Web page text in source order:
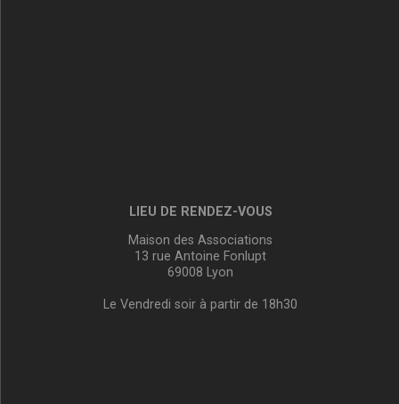
LIEU DE RENDEZ-VOUS
Maison des Associations
13 rue Antoine Fonlupt
69008 Lyon
Le Vendredi soir à partir de 18h30